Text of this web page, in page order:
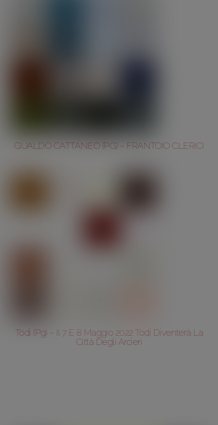
GUALDO CATTANEO (PG) – FRANTOIO CLERICI
Todi (Pg) – Il 7 E 8 Maggio 2022 Todi Diventerà La
Città Degli Arcieri